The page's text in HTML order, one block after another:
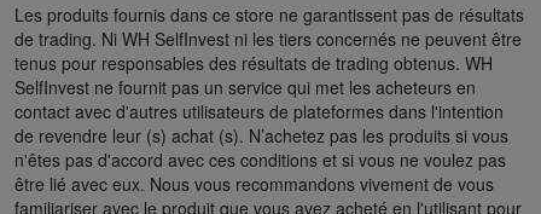
Les produits fournis dans ce store ne garantissent pas de résultats
de trading. Ni WH SelfInvest ni les tiers concernés ne peuvent être
tenus pour responsables des résultats de trading obtenus. WH
SelfInvest ne fournit pas un service qui met les acheteurs en
contact avec d'autres utilisateurs de plateformes dans l'intention
de revendre leur (s) achat (s). N’achetez pas les produits si vous
n'êtes pas d'accord avec ces conditions et si vous ne voulez pas
être lié avec eux. Nous vous recommandons vivement de vous
familiariser avec le produit que vous avez acheté en l'utilisant pour